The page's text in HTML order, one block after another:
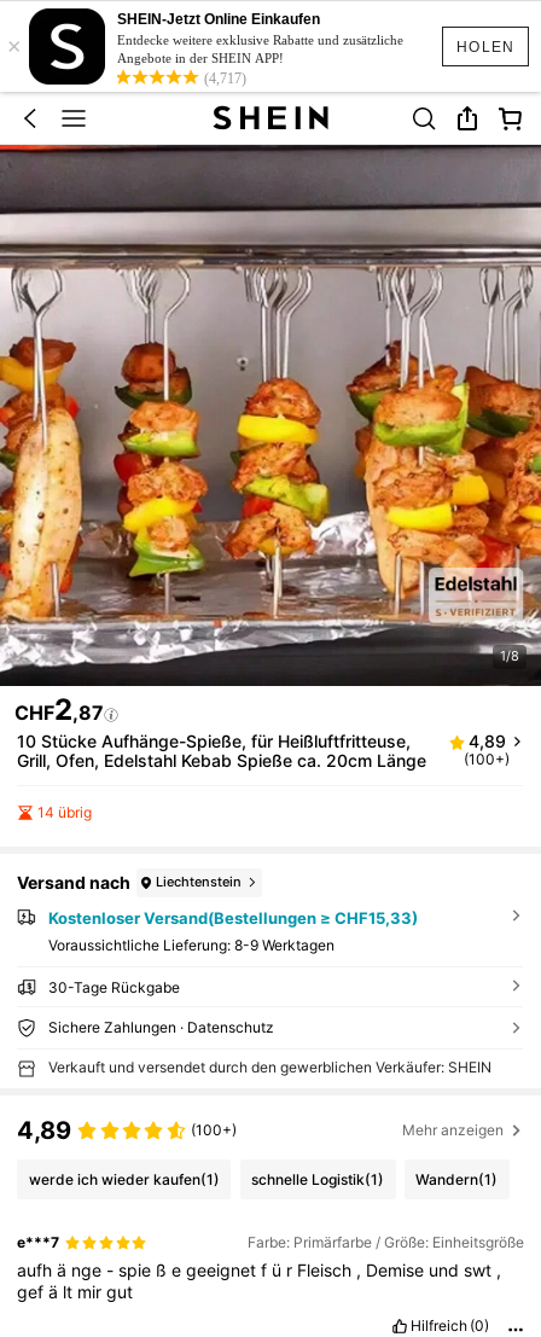
HOLEN
×
SHEIN-Jetzt Online Einkaufen
Entdecke weitere exklusive Rabatte und zusätzliche
Angebote in der SHEIN APP!
(4,717)
1/8
CHF2,87
10 Stücke Aufhänge-Spieße, für Heißluftfritteuse,
Grill, Ofen, Edelstahl Kebab Spieße ca. 20cm Länge
4,89
(100+)
14 übrig
Versand nach Liechtenstein
Kostenloser Versand(Bestellungen ≥ CHF15,33)
Voraussichtliche Lieferung: 8-9 Werktagen
30-Tage Rückgabe
Sichere Zahlungen · Datenschutz
Verkauft und versendet durch den gewerblichen Verkäufer: SHEIN
4,89 (100+) Mehr anzeigen
werde ich wieder kaufen(1) schnelle Logistik(1) Wandern(1)
e***7 Farbe: Primärfarbe / Größe: Einheitsgröße
aufhä nge -spie ßegeeignetf ü r Fleisch , Demise undswt ,
gefä lt mirgut
Hilfreich (0)